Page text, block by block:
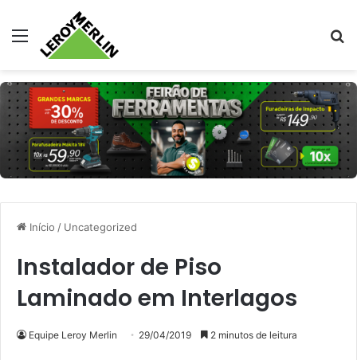
Menu
Início / Uncategorized
Instalador de Piso
Laminado em Interlagos
Equipe Leroy Merlin 29/04/2019 2 minutos de leitura